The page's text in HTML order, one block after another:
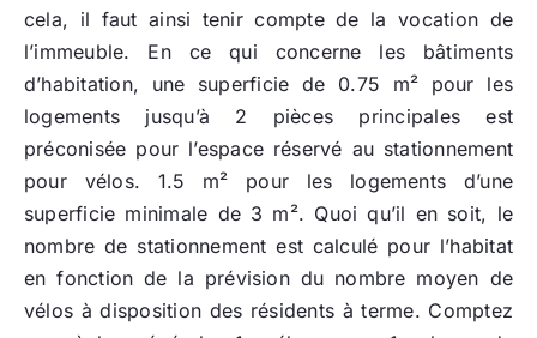
cela, il faut ainsi tenir compte de la vocation de
l’immeuble. En ce qui concerne les bâtiments
d’habitation, une superficie de 0.75 m² pour les
logements jusqu’à 2 pièces principales est
préconisée pour l’espace réservé au stationnement
pour vélos. 1.5 m² pour les logements d’une
superficie minimale de 3 m². Quoi qu’il en soit, le
nombre de stationnement est calculé pour l’habitat
en fonction de la prévision du nombre moyen de
vélos à disposition des résidents à terme. Comptez